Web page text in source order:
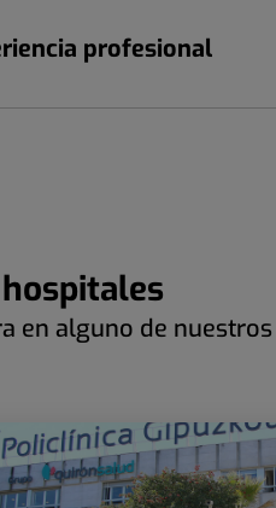
profesional
en alguno de